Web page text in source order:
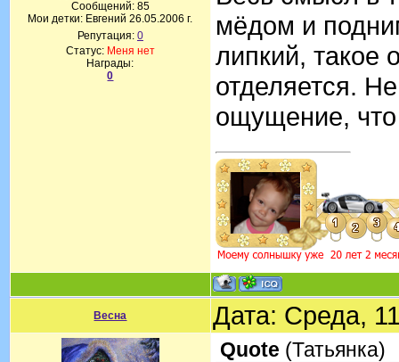
Сообщений: 85
Мои детки: Евгений 26.05.2006 г.
Репутация: 0
Статус: Меня нет
Награды:
0
мёдом и
липкий, такое
отделяется.
ощущение,
Весна Дата: Среда,
Quote (Татьянка)